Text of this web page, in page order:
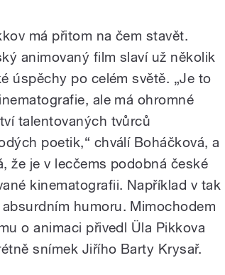
má přitom na čem stavět.
animovaný film slaví už několik
úspěchy po celém světě. „Je to
ale má ohromné
talentovaných tvůrců
poetik,“ chválí Boháčková, a
že je v lecčems podobná české
kinematografii. Například v tak
humoru. Mimochodem
o animaci přivedl Üla Pikkova
snímek Jiřího Barty Krysař.